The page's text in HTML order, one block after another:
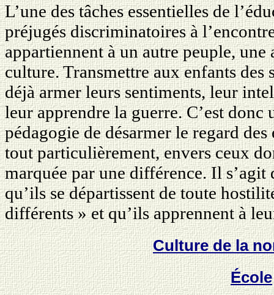
L’une des tâches essentielles de
préjugés discriminatoires à
appartiennent à un autre peuple,
culture. Transmettre aux enfants des
déjà armer leurs sentiments, leur
leur apprendre la guerre. C’est donc
pédagogie de désarmer le regard
tout particulièrement, envers ceux
marquée par une différence. Il
qu’ils se départissent de toute
différents » et qu’ils apprennent à
Culture de la
École